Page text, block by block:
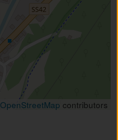
OpenStreetMap contributors